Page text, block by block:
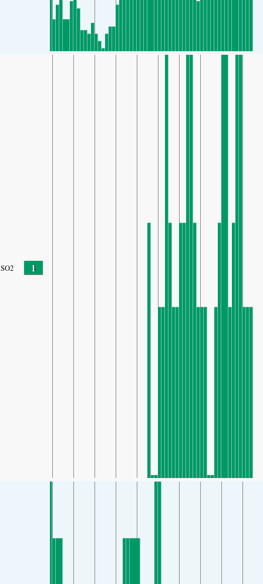
SO2 1